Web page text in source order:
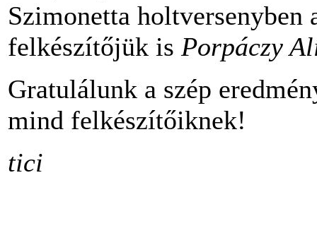
Szimonetta
felkészítőjük is Porpáczy
Gratulálunk a szép
mind felkészítőiknek!
tici